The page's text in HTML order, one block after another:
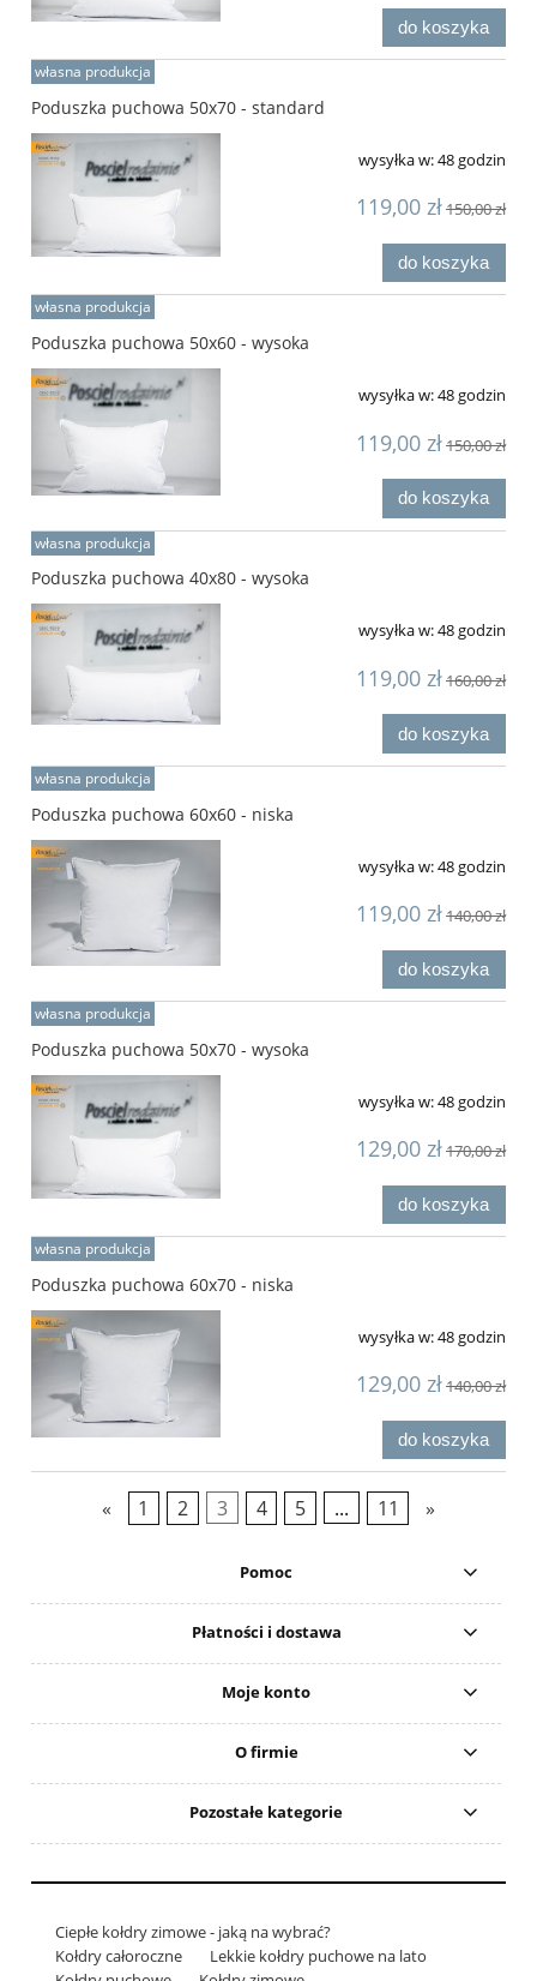
do koszyka
Poduszka puchowa 50x70 - standard
wysyłka w:48 godzin
119,00 zł150,00 zł
do koszyka
własna produkcja
Poduszka puchowa 50x60 - wysoka
wysyłka w:48 godzin
119,00 zł150,00 zł
do koszyka
własna produkcja
Poduszka puchowa 40x80 - wysoka
wysyłka w:48 godzin
119,00 zł160,00 zł
do koszyka
własna produkcja
Poduszka puchowa 60x60 - niska
wysyłka w:48 godzin
119,00 zł140,00 zł
do koszyka
własna produkcja
Poduszka puchowa 50x70 - wysoka
wysyłka w:48 godzin
129,00 zł170,00 zł
do koszyka
własna produkcja
Poduszka puchowa 60x70 - niska
wysyłka w:48 godzin
129,00 zł140,00 zł
do koszyka
własna produkcja
« 1 2 3 4 5 ... 11 »
Pomoc
Płatności i dostawa
Moje konto
O firmie
Pozostałe kategorie
Ciepłe kołdry zimowe - jaką na wybrać?
Kołdry całoroczne
Lekkie kołdry puchowe na lato